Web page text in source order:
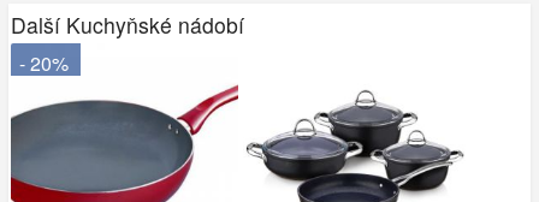
Další Kuchyňské nádobí
- 20%